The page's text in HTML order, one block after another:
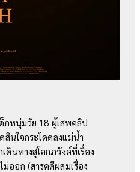
กหนุ่มวัย 18 ผู้เสพคลิป
นใจกระโดดลงแม่น้ำ
ดินทางสู่โลกภวังค์ที่เรื่อง
ออก (สารคดีผสมเรื่อง